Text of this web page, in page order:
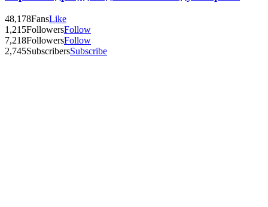
48,178FansLike
1,215FollowersFollow
7,218FollowersFollow
2,745SubscribersSubscribe